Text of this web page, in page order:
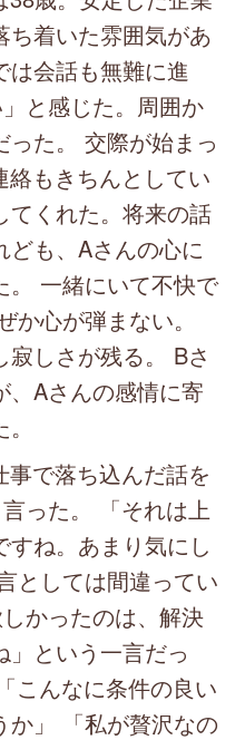
ち着いた雰囲気があ
は会話も無難に進
と感じた。周囲か
った。 交際が始まっ
もきちんとしてい
てくれた。将来の話
ども、Aさんの心に
。 一緒にいて不快で
心が弾まない。
しさが残る。 Bさ
、Aさんの感情に寄
で落ち込んだ話を
った。 「それは上
ね。あまり気にし
としては間違ってい
かったのは、解決
という一言だっ
こんなに条件の良い
か」 「私が贅沢なの